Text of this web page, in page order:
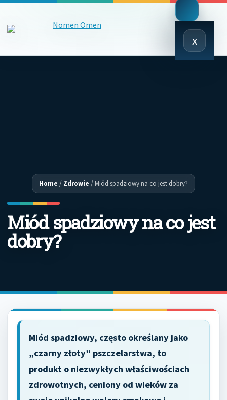
x
Close
Menu
Home / Zdrowie /Miód spadziowy na co jest dobry?
Miód spadziowy na co jest
dobry?
Miód spadziowy, często określany jako
„czarny złoty” pszczelarstwa, to
produkt o niezwykłych właściwościach
zdrowotnych, ceniony od wieków za